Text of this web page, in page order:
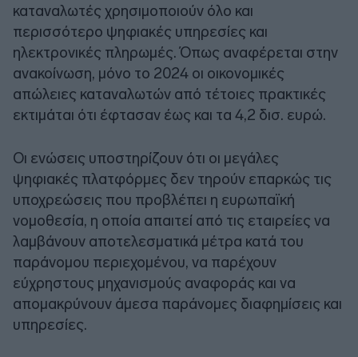
καταναλωτές χρησιμοποιούν όλο και
περισσότερο ψηφιακές υπηρεσίες και
ηλεκτρονικές πληρωμές. Όπως αναφέρεται στην
ανακοίνωση, μόνο το 2024 οι οικονομικές
απώλειες καταναλωτών από τέτοιες πρακτικές
εκτιμάται ότι έφτασαν έως και τα 4,2 δισ. ευρώ.
Οι ενώσεις υποστηρίζουν ότι οι μεγάλες
ψηφιακές πλατφόρμες δεν τηρούν επαρκώς τις
υποχρεώσεις που προβλέπει η ευρωπαϊκή
νομοθεσία, η οποία απαιτεί από τις εταιρείες να
λαμβάνουν αποτελεσματικά μέτρα κατά του
παράνομου περιεχομένου, να παρέχουν
εύχρηστους μηχανισμούς αναφοράς και να
απομακρύνουν άμεσα παράνομες διαφημίσεις και
υπηρεσίες.